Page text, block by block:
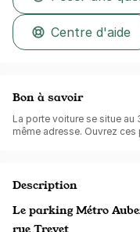
Centre d'aide
Bon à savoir
La porte voiture se situe au
même adresse. Ouvrez
Description
Le parking Métro
rue Trevet